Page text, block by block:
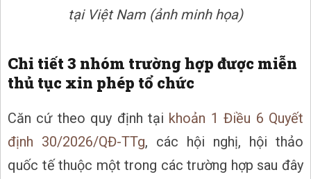
tại Việt Nam (ảnh minh họa)
Chi tiết 3 nhóm trường hợp được miễn
thủ tục xin phép tổ chức
Căn cứ theo quy định tại khoản 1 Điều 6 Quyết
định 30/2026/QĐ-TTg, các hội nghị, hội thảo
quốc tế thuộc một trong các trường hợp sau đây